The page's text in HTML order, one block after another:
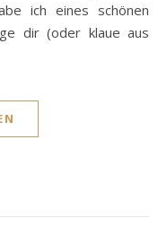
ich eines schönen
dir (oder klaue aus